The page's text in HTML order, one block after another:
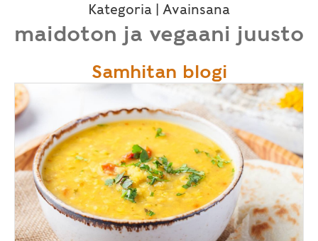
Kategoria | Avainsana
maidoton ja vegaani juusto
Samhitan blogi